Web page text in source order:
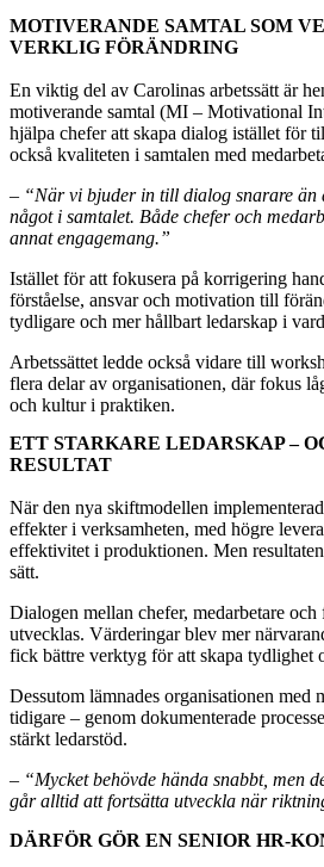
MOTIVERANDE SAMTAL SOM
VERKLIG FÖRÄNDRING
En viktig del av Carolinas arbetssätt är
motiverande samtal (MI – Motivational
hjälpa chefer att skapa dialog istället för
också kvaliteten i samtalen med
– “När vi bjuder in till dialog snarare än
något i samtalet. Både chefer och
annat engagemang.”
Istället för att fokusera på korrigering
förståelse, ansvar och motivation till
tydligare och mer hållbart ledarskap i
Arbetssättet ledde också vidare till
flera delar av organisationen, där fokus
och kultur i praktiken.
ETT STARKARE LEDARSKAP –
RESULTAT
När den nya skiftmodellen
effekter i verksamheten, med högre
effektivitet i produktionen. Men
sätt.
Dialogen mellan chefer, medarbetare
utvecklas. Värderingar blev mer
fick bättre verktyg för att skapa tydlighet
Dessutom lämnades organisationen med
tidigare – genom dokumenterade
stärkt ledarstöd.
– “Mycket behövde hända snabbt, men
går alltid att fortsätta utveckla när
DÄRFÖR GÖR EN SENIOR HR-